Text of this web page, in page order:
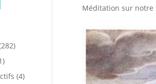
Méditation sur notre
(4)